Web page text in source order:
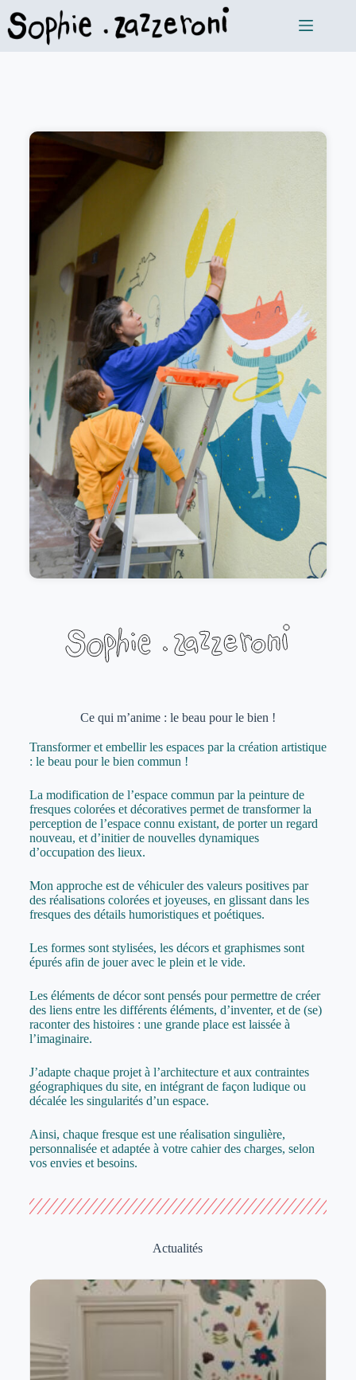
Ce qui m’anime : le beau pour le bien !
Transformer et embellir les espaces par la création artistique
: le beau pour le bien commun !
La modification de l’espace commun par la peinture de
fresques colorées et décoratives permet de transformer la
perception de l’espace connu existant, de porter un regard
nouveau, et d’initier de nouvelles dynamiques
d’occupation des lieux.
Mon approche est de véhiculer des valeurs positives par
des réalisations colorées et joyeuses, en glissant dans les
fresques des détails humoristiques et poétiques.
Les formes sont stylisées, les décors et graphismes sont
épurés afin de jouer avec le plein et le vide.
Les éléments de décor sont pensés pour permettre de créer
des liens entre les différents éléments, d’inventer, et de (se)
raconter des histoires : une grande place est laissée à
l’imaginaire.
J’adapte chaque projet à l’architecture et aux contraintes
géographiques du site, en intégrant de façon ludique ou
décalée les singularités d’un espace.
Ainsi, chaque fresque est une réalisation singulière,
personnalisée et adaptée à votre cahier des charges, selon
vos envies et besoins.
Actualités